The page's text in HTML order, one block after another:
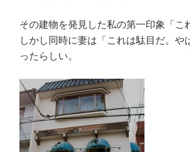
その建物を発見した私の第一印象「こ
しかし同時に妻は「これは駄目だ。や
ったらしい。